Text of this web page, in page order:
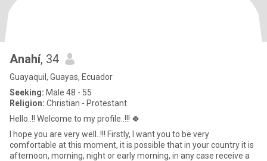
Anahí, 34
Guayaquil, Guayas, Ecuador
Seeking: Male 48 - 55
Religion: Christian - Protestant
Hello..!! Welcome to my profile..!!! 🍀
I hope you are very well..!!! Firstly, I want you to be very
comfortable at this moment, it is possible that in your country it is
afternoon, morning, night or early morning, in any case receive a